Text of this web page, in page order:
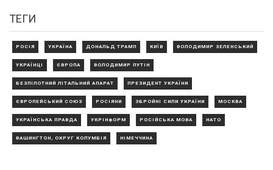
ТЕГИ
РОСІЯ УКРАЇНА ДОНАЛЬД ТРАМП КИЇВ ВОЛОДИМИР ЗЕЛЕНСЬКИЙ
УКРАЇНЦІ ЄВРОПА ВОЛОДИМИР ПУТІН
БЕЗПІЛОТНИЙ ЛІТАЛЬНИЙ АПАРАТ ПРЕЗИДЕНТ УКРАЇНИ
ЄВРОПЕЙСЬКИЙ СОЮЗ РОСІЯНИ ЗБРОЙНІ СИЛИ УКРАЇНИ МОСКВА
УКРАЇНСЬКА ПРАВДА УКРІНФОРМ РОСІЙСЬКА МОВА НАТО
ВАШИНГТОН, ОКРУГ КОЛУМБІЯ НІМЕЧЧИНА